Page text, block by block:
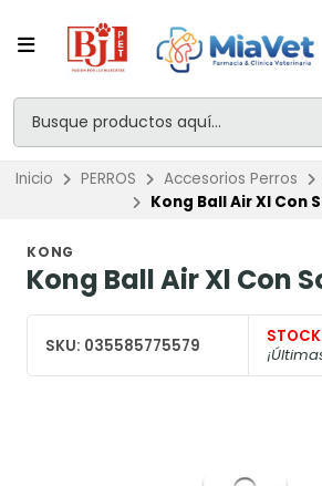
Inicio PERROS Accesorios Perros
Kong Ball Air Xl Con
KONG
Kong Ball Air Xl Con
SKU: 035585775579